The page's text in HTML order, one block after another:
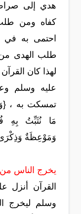
هدي إلى
كفاه ومن
احتمى به
طلب الهدى من
لهذا كان
عليه وسلم
تمسكت به ،
مَا نُثَبِّتُ بِهِ
وَمَوْعِظَةٌ وَذِكْرَى
يخرج الناس من
القرآن
وسلم ليخرج